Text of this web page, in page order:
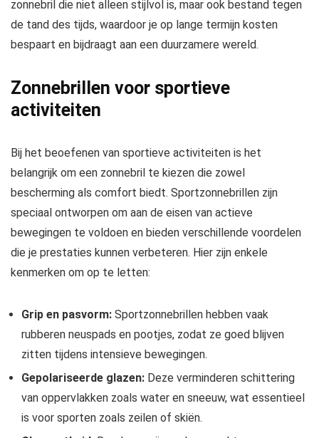
zonnebril die niet alleen stijlvol is, maar ook bestand tegen
de tand des tijds, waardoor je op lange termijn kosten
bespaart en bijdraagt aan een duurzamere wereld.
Zonnebrillen voor sportieve
activiteiten
Bij het beoefenen van sportieve activiteiten is het
belangrijk om een zonnebril te kiezen die zowel
bescherming als comfort biedt. Sportzonnebrillen zijn
speciaal ontworpen om aan de eisen van actieve
bewegingen te voldoen en bieden verschillende voordelen
die je prestaties kunnen verbeteren. Hier zijn enkele
kenmerken om op te letten:
Grip en pasvorm: Sportzonnebrillen hebben vaak
rubberen neuspads en pootjes, zodat ze goed blijven
zitten tijdens intensieve bewegingen.
Gepolariseerde glazen: Deze verminderen schittering
van oppervlakken zoals water en sneeuw, wat essentieel
is voor sporten zoals zeilen of skiën.